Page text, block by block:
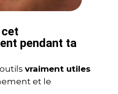
pendant ta
vraiment utiles
et le